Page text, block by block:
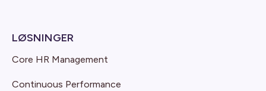
LØSNINGER
Core HR Management
Continuous Performance